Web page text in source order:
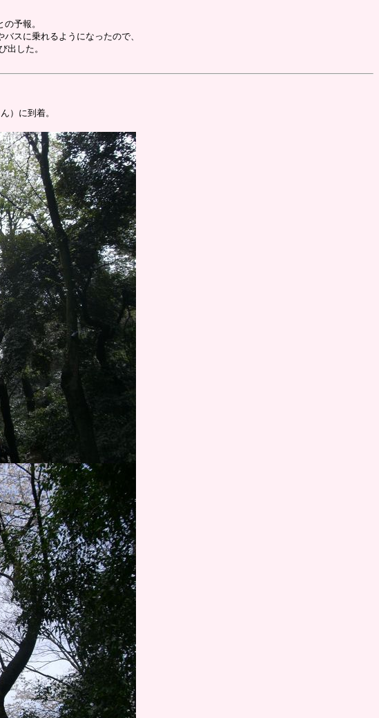
予報。
スに乗れるようになったので、
出した。
）に到着。